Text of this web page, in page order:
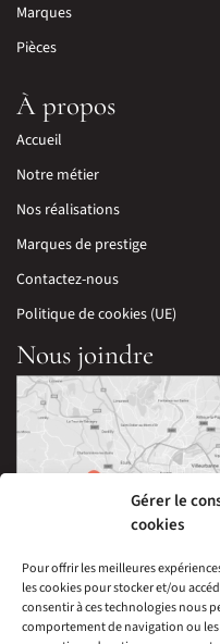
Gérer le
cookies
Pour offrir les meilleures
les cookies pour stocker et/ou
consentir à ces technologies nous
comportement de navigation ou les
Marques
Pièces
À propos
Accueil
Notre métier
Nos réalisations
Marques de prestige
Contactez-nous
Politique de cookies (UE)
Nous joindre
33 Avenue Edouard Millaud,
69290 Craponne, France